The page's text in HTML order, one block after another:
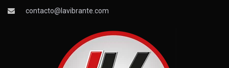
contacto@lavibrante.com